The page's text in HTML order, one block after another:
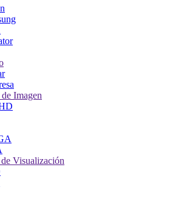
Imagen
Visualización